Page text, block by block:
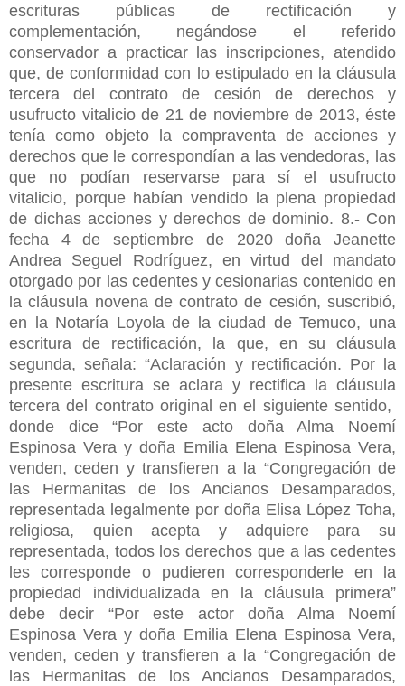
escrituras públicas de rectificación y
complementación, negándose el referido
conservador a practicar las inscripciones, atendido
que, de conformidad con lo estipulado en la cláusula
tercera del contrato de cesión de derechos y
usufructo vitalicio de 21 de noviembre de 2013, éste
tenía como objeto la compraventa de acciones y
derechos que le correspondían a las vendedoras, las
que no podían reservarse para sí el usufructo
vitalicio, porque habían vendido la plena propiedad
de dichas acciones y derechos de dominio. 8.- Con
fecha 4 de septiembre de 2020 doña Jeanette
Andrea Seguel Rodríguez, en virtud del mandato
otorgado por las cedentes y cesionarias contenido en
la cláusula novena de contrato de cesión, suscribió,
en la Notaría Loyola de la ciudad de Temuco, una
escritura de rectificación, la que, en su cláusula
segunda, señala: “Aclaración y rectificación. Por la
presente escritura se aclara y rectifica la cláusula
tercera del contrato original en el siguiente sentido,
donde dice “Por este acto doña Alma Noemí
Espinosa Vera y doña Emilia Elena Espinosa Vera,
venden, ceden y transfieren a la “Congregación de
las Hermanitas de los Ancianos Desamparados,
representada legalmente por doña Elisa López Toha,
religiosa, quien acepta y adquiere para su
representada, todos los derechos que a las cedentes
les corresponde o pudieren corresponderle en la
propiedad individualizada en la cláusula primera”
debe decir “Por este actor doña Alma Noemí
Espinosa Vera y doña Emilia Elena Espinosa Vera,
venden, ceden y transfieren a la “Congregación de
las Hermanitas de los Ancianos Desamparados,